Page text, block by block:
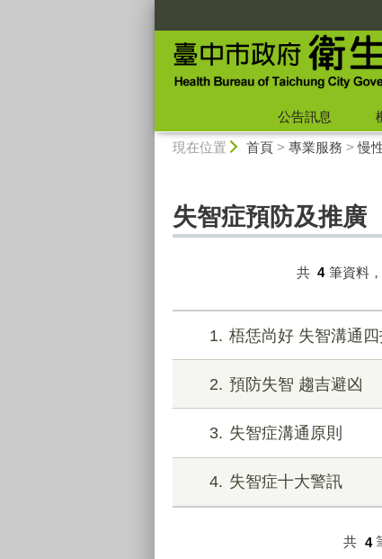
公告訊息
現在位置 首頁> 專業服務 >慢
失智症預防及推廣
共 4 筆資料
1 梧恁尚好 失智溝通
2 預防失智 趨吉避凶
3 失智症溝通原則
4 失智症十大警訊
共 4